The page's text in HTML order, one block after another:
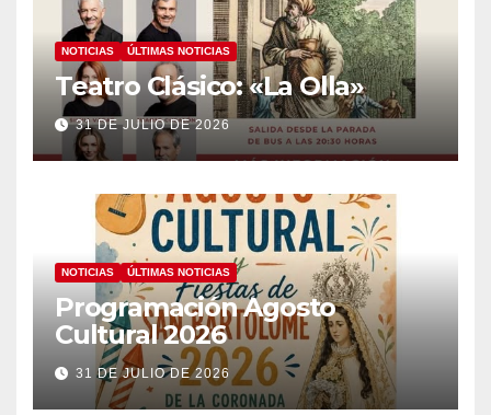
NOTICIAS ÚLTIMAS NOTICIAS
Teatro Clásico: «La Olla»
31 DE JULIO DE 2026
NOTICIAS ÚLTIMAS NOTICIAS
Programación Agosto
Cultural 2026
31 DE JULIO DE 2026